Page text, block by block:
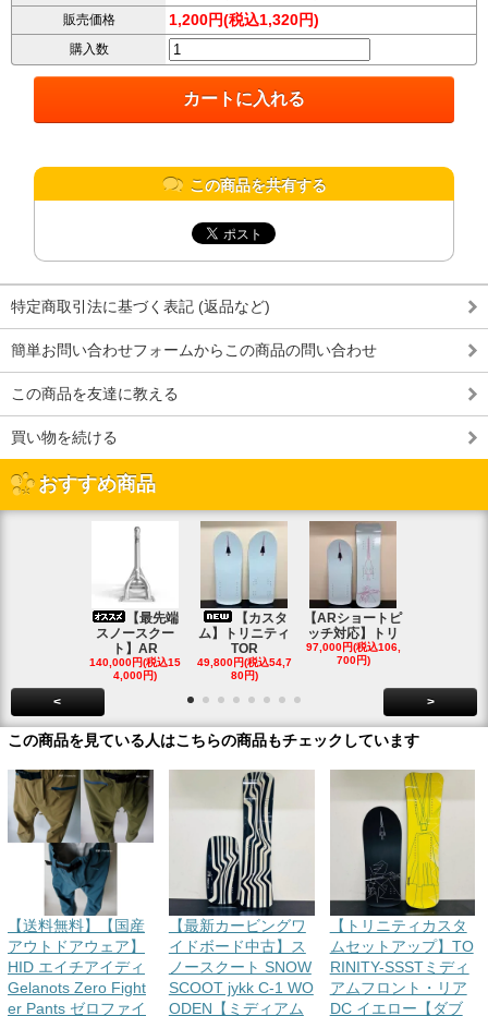
販売価格 1,200円(税込1,320円)
購入数
この商品を共有する
特定商取引法に基づく表記 (返品など)
簡単お問い合わせフォームからこの商品の問い合わせ
この商品を友達に教える
買い物を続ける
おすすめ商品
【最先端
スノースクー
ト】AR
140,000円(税込15
4,000円)
【カスタ
ム】トリニティ
TOR
49,800円(税込54,7
80円)
【ARショートピ
ッチ対応】トリ
97,000円(税込106,
700円)
< >
この商品を見ている人はこちらの商品もチェックしています
【送料無料】【国産
アウトドアウェア】
HID エイチアイディ
Gelanots Zero Fight
er Pants ゼロファイ
【最新カービングワ
イドボード中古】ス
ノースクート SNOW
SCOOT jykk C-1 WO
ODEN【ミディアム
【トリニティカスタ
ムセットアップ】TO
RINITY-SSSTミディ
アムフロント・リア
DC イエロー【ダブ